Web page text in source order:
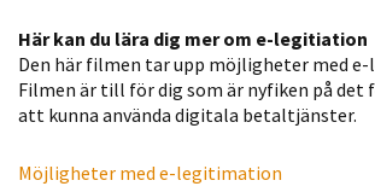
Här kan du lära dig mer om e-legitiation
Den här filmen tar upp möjligheter med
Filmen är till för dig som är nyfiken på
att kunna använda digitala betaltjänster.
Möjligheter med e-legitimation
används.